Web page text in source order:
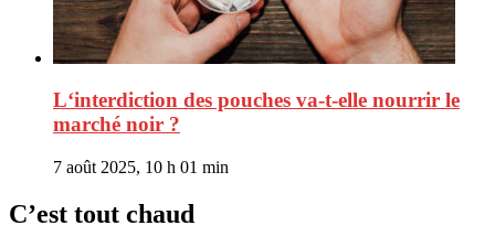
L‘interdiction des pouches va-t-elle nourrir le
marché noir ?
7 août 2025, 10 h 01 min
C’est tout chaud